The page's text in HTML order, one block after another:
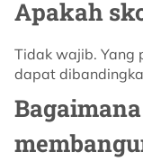
Apakah
Tidak wajib. Yang
dapat